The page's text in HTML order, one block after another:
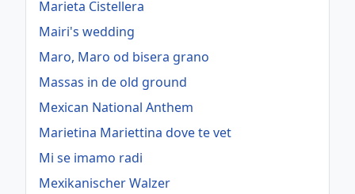
Marieta Cistellera
Mairi's wedding
Maro, Maro od bisera grano
Massas in de old ground
Mexican National Anthem
Marietina Mariettina dove te vet
Mi se imamo radi
Mexikanischer Walzer